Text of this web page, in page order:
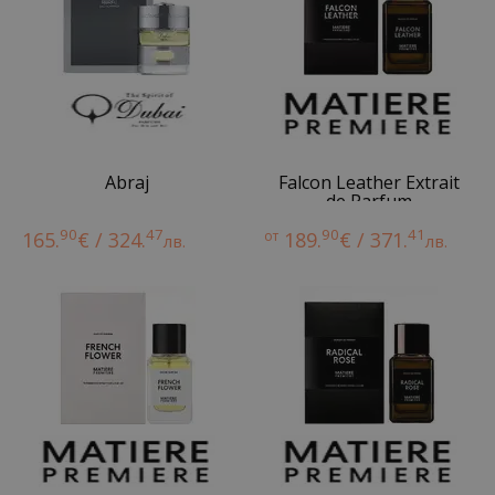
Abraj
165.90€ / 324.47лв.
Falcon Leather Extrait
de Parfum
от 189.90€ / 371.41лв.